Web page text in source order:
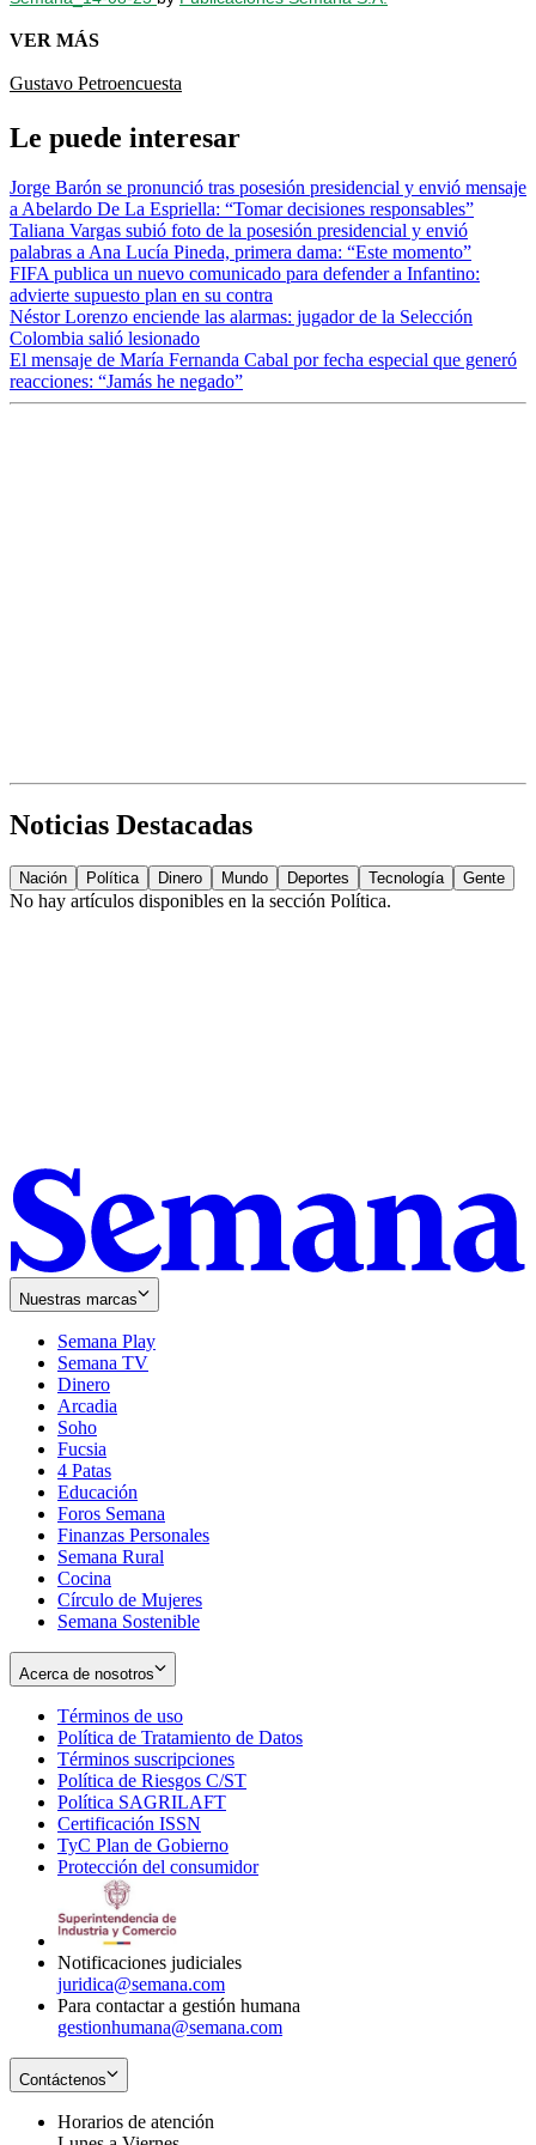
VER MÁS
Gustavo Petroencuesta
Le puede interesar
Jorge Barón se pronunció tras posesión presidencial y envió mensaje
a Abelardo De La Espriella: “Tomar decisiones responsables”
Taliana Vargas subió foto de la posesión presidencial y envió
palabras a Ana Lucía Pineda, primera dama: “Este momento”
FIFA publica un nuevo comunicado para defender a Infantino:
advierte supuesto plan en su contra
Néstor Lorenzo enciende las alarmas: jugador de la Selección
Colombia salió lesionado
El mensaje de María Fernanda Cabal por fecha especial que generó
reacciones: “Jamás he negado”
Noticias Destacadas
Nación Política Dinero Mundo Deportes Tecnología Gente
No hay artículos disponibles en la sección Política.
Nuestras marcas
Semana Play
Semana TV
Dinero
Arcadia
Soho
in
new
window
Fucsia
in
new
window
4 Patas
Educación
Foros Semana
Finanzas Personales
Semana Rural
Cocina
Círculo de Mujeres
Semana Sostenible
Acerca de nosotros
Términos de uso
in
new
window
Política de Tratamiento de Datos
Términos suscripciones
in
Política de Riesgos C/ST
Política SAGRILAFT
new
window
Certificación ISSN
in
new
TyC Plan de Gobierno
in
Protección del consumidorOpens
Notificaciones judiciales
juridica@semana.com
Para contactar a gestión humana
gestionhumana@semana.com
Contáctenos
Horarios de atención